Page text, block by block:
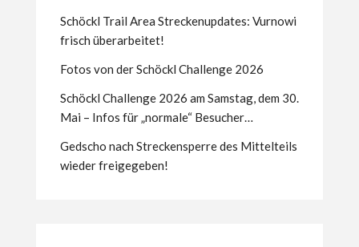
Schöckl Trail Area Streckenupdates: Vurnowi
frisch überarbeitet!
Fotos von der Schöckl Challenge 2026
Schöckl Challenge 2026 am Samstag, dem 30.
Mai – Infos für „normale“ Besucher…
Gedscho nach Streckensperre des Mittelteils
wieder freigegeben!